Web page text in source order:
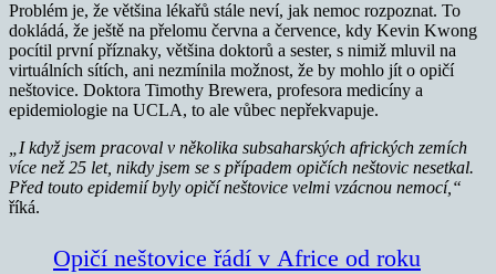
Problém je, že většina lékařů stále neví, jak nemoc rozpoznat. To
dokládá, že ještě na přelomu června a července, kdy Kevin Kwong
pocítil první příznaky, většina doktorů a sester, s nimiž mluvil na
virtuálních sítích, ani nezmínila možnost, že by mohlo jít o opičí
neštovice. Doktora Timothy Brewera, profesora medicíny a
epidemiologie na UCLA, to ale vůbec nepřekvapuje.
„I když jsem pracoval v několika subsaharských afrických zemích
více než 25 let, nikdy jsem se s případem opičích neštovic nesetkal.
Před touto epidemií byly opičí neštovice velmi vzácnou nemocí,“
říká.
Opičí neštovice řádí v Africe od roku